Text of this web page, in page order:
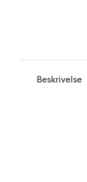
Beskrivelse